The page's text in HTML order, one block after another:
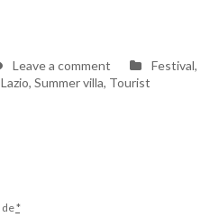
which location is best for your
Leave a commenton
Lazio
Festival,
Lazio, Summer villa, Tourist
de*